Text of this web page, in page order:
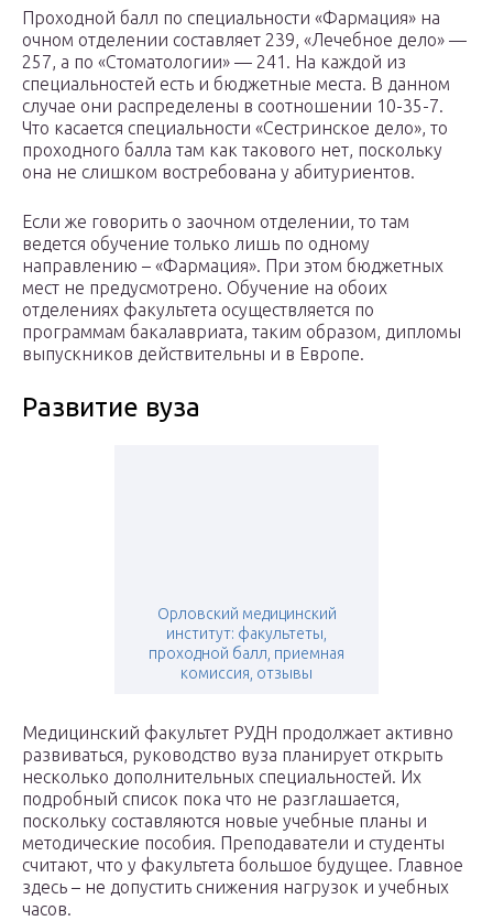
Проходной балл по специальности «Фармация» на
очном отделении составляет 239, «Лечебное дело» —
257, а по «Стоматологии» — 241. На каждой из
специальностей есть и бюджетные места. В данном
случае они распределены в соотношении 10-35-7.
Что касается специальности «Сестринское дело», то
проходного балла там как такового нет, поскольку
она не слишком востребована у абитуриентов.
Если же говорить о заочном отделении, то там
ведется обучение только лишь по одному
направлению – «Фармация». При этом бюджетных
мест не предусмотрено. Обучение на обоих
отделениях факультета осуществляется по
программам бакалавриата, таким образом, дипломы
выпускников действительны и в Европе.
Развитие вуза
Орловский медицинский
институт: факультеты,
проходной балл, приемная
комиссия, отзывы
Медицинский факультет РУДН продолжает активно
развиваться, руководство вуза планирует открыть
несколько дополнительных специальностей. Их
подробный список пока что не разглашается,
поскольку составляются новые учебные планы и
методические пособия. Преподаватели и студенты
считают, что у факультета большое будущее. Главное
здесь – не допустить снижения нагрузок и учебных
часов.